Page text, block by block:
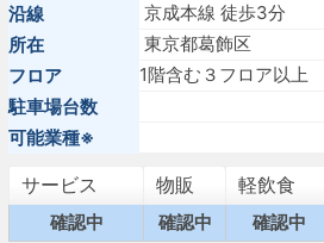
沿線
京成本線 徒歩3分
所在
東京都葛飾区
フロア
1階含む３フロア以上
駐車場台数
可能業種※
サービス 物販 軽飲食
確認中 確認中 確認中